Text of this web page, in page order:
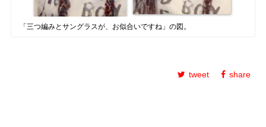
「三つ編みとサングラスが、お似合いですね」の図。
tweet share